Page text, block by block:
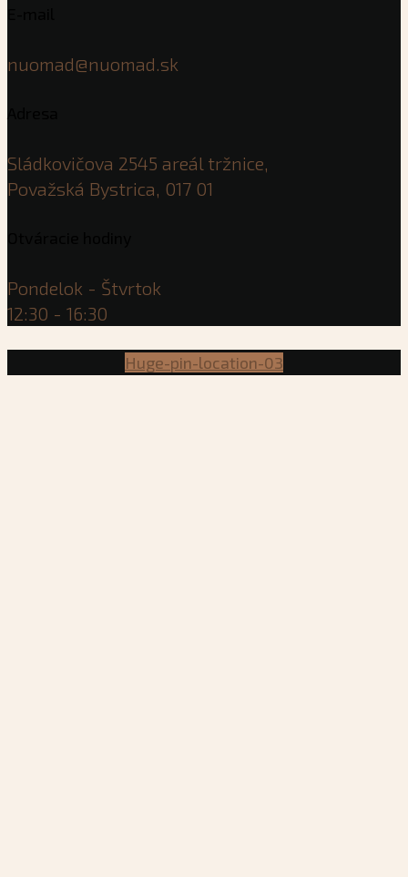
nuomad@nuomad.sk
Sládkovičova 2545 areál tržnice,
Považská Bystrica, 017 01
Pondelok - Štvrtok
12:30 - 16:30
Huge-pin-location-03